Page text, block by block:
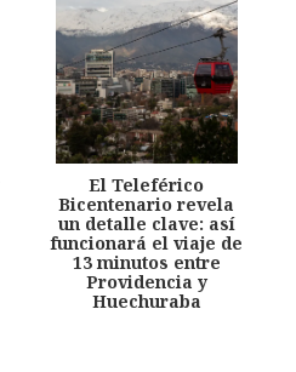
El Teleférico
Bicentenario revela
un detalle clave: así
funcionará el viaje de
13 minutos entre
Providencia y
Huechuraba